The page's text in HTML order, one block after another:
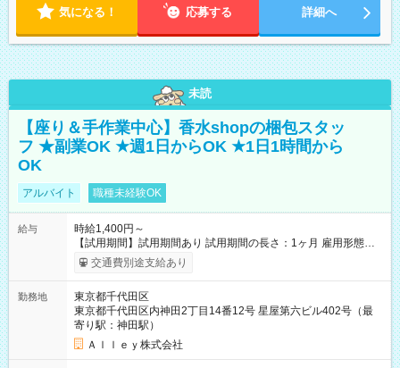
気になる！ 応募する 詳細へ
未読
【座り＆手作業中心】香水shopの梱包スタッ
フ ★副業OK ★週1日からOK ★1日1時間から
OK
アルバイト 職種未経験OK
給与
時給1,400円～
【試用期間】試用期間あり 試用期間の長さ：1ヶ月 雇用形態、
給与は本採用時と同じです。
交通費別途支給あり
勤務地
東京都千代田区
東京都千代田区内神田2丁目14番12号 星屋第六ビル402号（最
寄り駅：神田駅）
Ａｌｌｅｙ株式会社